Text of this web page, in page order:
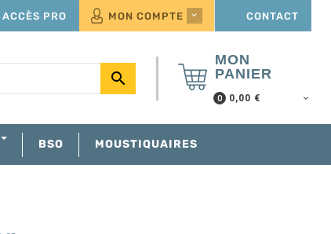
ACCÈS PRO MON COMPTE  CONTACT

MON
PANIER
0 0,00 €
BSO MOUSTIQUAIRES